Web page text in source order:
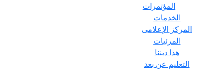
المؤتمرات
الخدمات
المركز الإعلامى
المرئيات
هذا ديننا
التعليم عن بعد